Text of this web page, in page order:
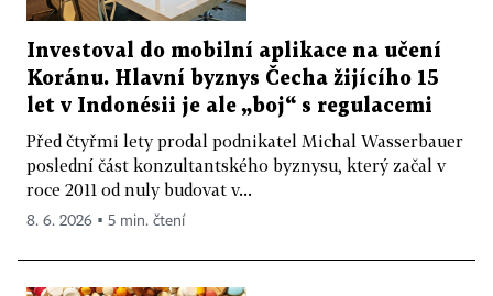
Investoval do mobilní aplikace na učení
Koránu. Hlavní byznys Čecha žijícího 15
let v Indonésii je ale „boj“ s regulacemi
Před čtyřmi lety prodal podnikatel Michal Wasserbauer
poslední část konzultantského byznysu, který začal v
roce 2011 od nuly budovat v...
8. 6. 2026 ▪ 5 min. čtení